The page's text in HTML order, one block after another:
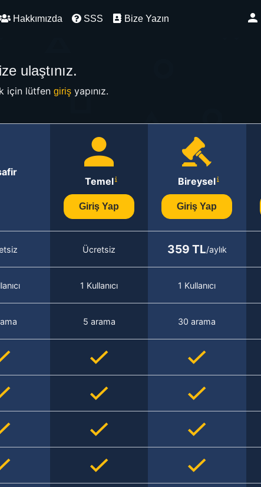
Hakkımızda SSS Bize Yazın
ulaştınız.
için lütfen girişyapınız.
Temel
Giriş Yap
Bireysel
Giriş Yap
Ücretsiz 359 TL/aylık
1 Kullanıcı 1 Kullanıcı
5 arama 30 arama